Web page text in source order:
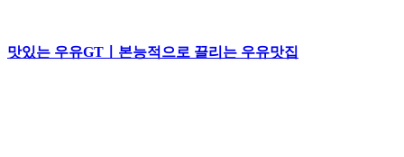
맛있는 우유GTㅣ본능적으로 끌리는 우유맛집